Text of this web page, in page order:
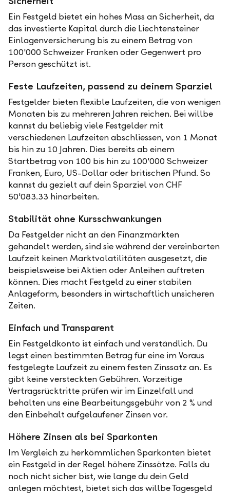
Ein Festgeld bietet ein hohes Mass an Sicherheit, da
das investierte Kapital durch die Liechtensteiner
Einlagenversicherung bis zu einem Betrag von
100'000 Schweizer Franken oder Gegenwert pro
Person geschützt ist.
Feste Laufzeiten, passend zu deinem Sparziel
Festgelder bieten flexible Laufzeiten, die von wenigen
Monaten bis zu mehreren Jahren reichen. Bei willbe
kannst du beliebig viele Festgelder mit
verschiedenen Laufzeiten abschliessen, von 1 Monat
bis hin zu 10 Jahren. Dies bereits ab einem
Startbetrag von 100 bis hin zu 100'000 Schweizer
Franken, Euro, US-Dollar oder britischen Pfund. So
kannst du gezielt auf dein Sparziel von CHF
50'083.33 hinarbeiten.
Stabilität ohne Kursschwankungen
Da Festgelder nicht an den Finanzmärkten
gehandelt werden, sind sie während der vereinbarten
Laufzeit keinen Marktvolatilitäten ausgesetzt, die
beispielsweise bei Aktien oder Anleihen auftreten
können. Dies macht Festgeld zu einer stabilen
Anlageform, besonders in wirtschaftlich unsicheren
Zeiten.
Einfach und Transparent
Ein Festgeldkonto ist einfach und verständlich. Du
legst einen bestimmten Betrag für eine im Voraus
festgelegte Laufzeit zu einem festen Zinssatz an. Es
gibt keine versteckten Gebühren. Vorzeitige
Vertragsrücktritte prüfen wir im Einzelfall und
behalten uns eine Bearbeitungsgebühr von 2 % und
den Einbehalt aufgelaufener Zinsen vor.
Höhere Zinsen als bei Sparkonten
Im Vergleich zu herkömmlichen Sparkonten bietet
ein Festgeld in der Regel höhere Zinssätze. Falls du
noch nicht sicher bist, wie lange du dein Geld
anlegen möchtest, bietet sich das willbe Tagesgeld